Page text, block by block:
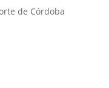
de Córdoba